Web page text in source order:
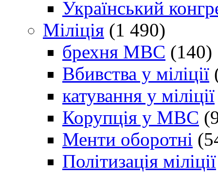
Український
Міліція (1 490)
брехня МВС (140)
Вбивства у міліції
катування у міліції
Корупція у МВС
Менти оборотні
Політизація міліції